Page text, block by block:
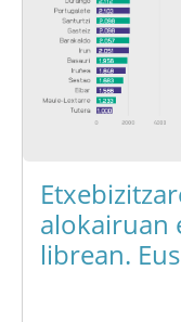
alokairuan
librean.